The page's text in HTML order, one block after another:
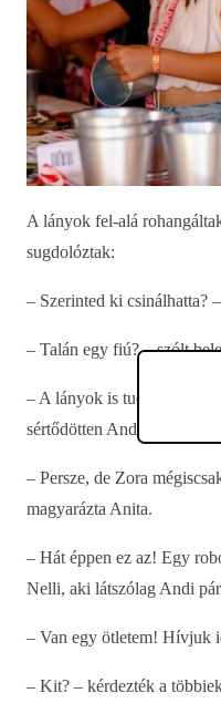
A lányok fel-alá
sugdolóztak:
– Szerinted ki csinálhatta?
– Talán egy fiú? – szólt
– A lányok is tudnak klassz
sértődötten Andi.
– Persze, de Zora
magyarázta Anita.
– Hát éppen ez az! Egy
Nelli, aki látszólag Andi
– Van egy ötletem! Hívjuk
– Kit? – kérdezték a